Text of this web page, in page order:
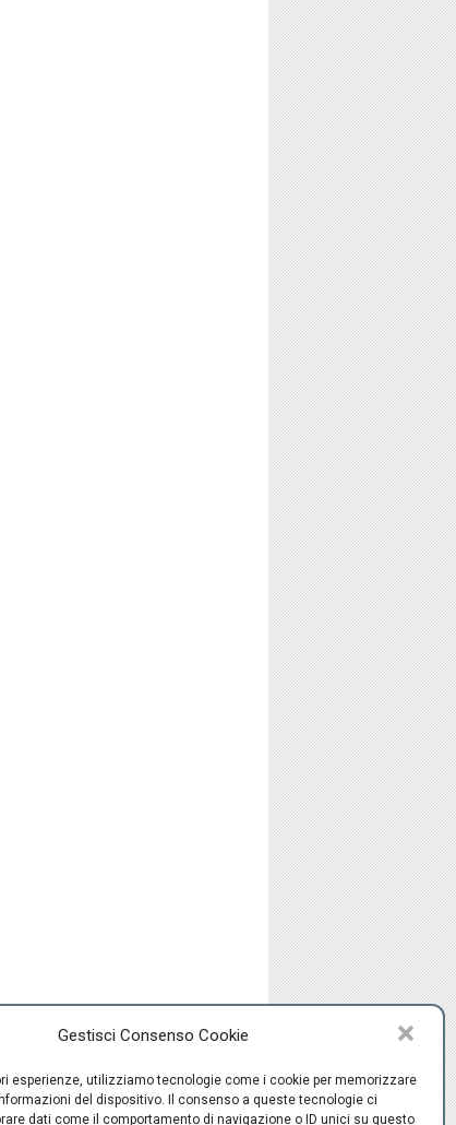
Gestisci Consenso Cookie
esperienze, utilizziamo tecnologie come i cookie per memorizzare
del dispositivo. Il consenso a queste tecnologie ci
dati come il comportamento di navigazione o ID unici su questo